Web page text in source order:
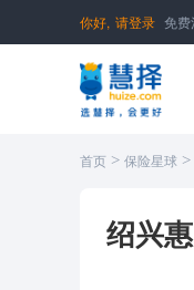
你好, 请登录 免费
首页 > 保险星球 >
绍兴